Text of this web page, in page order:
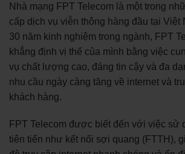
Nhà mạng FPT Telecom là một trong
cấp dịch vụ viễn thông hàng đầu tại Việt
30 năm kinh nghiệm trong ngành, FPT
khẳng định vị thế của mình bằng việc
vụ chất lượng cao, đáng tin cậy và đa
nhu cầu ngày càng tăng về internet và
khách hàng.
FPT Telecom được biết đến với việc sử
tiên tiến như kết nối sợi quang (FTTH),